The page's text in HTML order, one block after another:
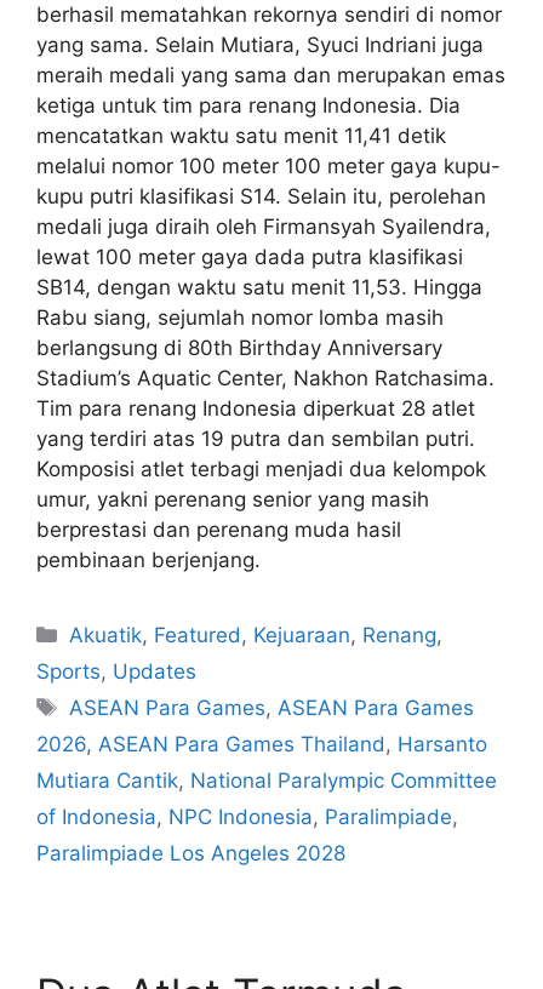
berhasil mematahkan rekornya sendiri di nomor
yang sama. Selain Mutiara, Syuci Indriani juga
meraih medali yang sama dan merupakan emas
ketiga untuk tim para renang Indonesia. Dia
mencatatkan waktu satu menit 11,41 detik
melalui nomor 100 meter 100 meter gaya kupu-
kupu putri klasifikasi S14. Selain itu, perolehan
medali juga diraih oleh Firmansyah Syailendra,
lewat 100 meter gaya dada putra klasifikasi
SB14, dengan waktu satu menit 11,53. Hingga
Rabu siang, sejumlah nomor lomba masih
berlangsung di 80th Birthday Anniversary
Stadium’s Aquatic Center, Nakhon Ratchasima.
Tim para renang Indonesia diperkuat 28 atlet
yang terdiri atas 19 putra dan sembilan putri.
Komposisi atlet terbagi menjadi dua kelompok
umur, yakni perenang senior yang masih
berprestasi dan perenang muda hasil
pembinaan berjenjang.
Akuatik, Featured , Kejuaraan, Renang,
Sports, Updates
ASEAN Para Games, ASEAN Para Games
2026, ASEAN Para Games Thailand , Harsanto
Mutiara Cantik, National Paralympic Committee
of Indonesia, NPC Indonesia, Paralimpiade,
Paralimpiade Los Angeles 2028